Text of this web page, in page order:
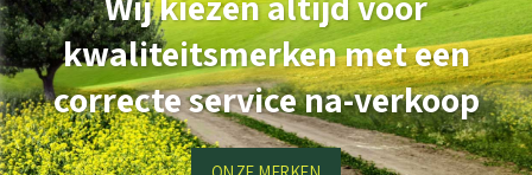
kwaliteitsmerken met een
correcte service na-verkoop